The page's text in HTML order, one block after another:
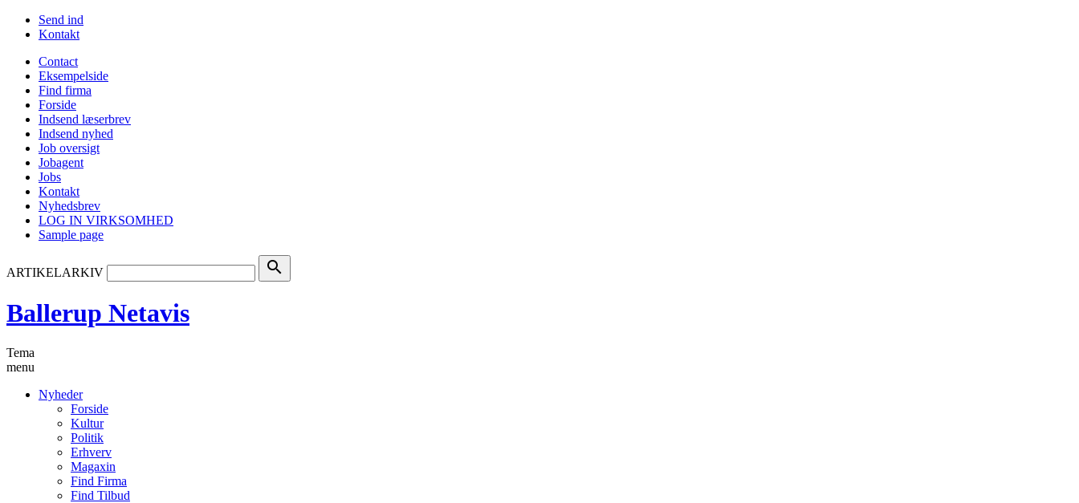
Send ind
Kontakt
Contact
Eksempelside
Find firma
Forside
Indsend læserbrev
Indsend nyhed
Job oversigt
Jobagent
Jobs
Kontakt
Nyhedsbrev
LOG IN VIRKSOMHED
Sample page
ARTIKELARKIV search
Ballerup Netavis
Tema
menu
Nyheder
Forside
Kultur
Politik
Erhverv
Magaxin
Find Firma
Find Tilbud